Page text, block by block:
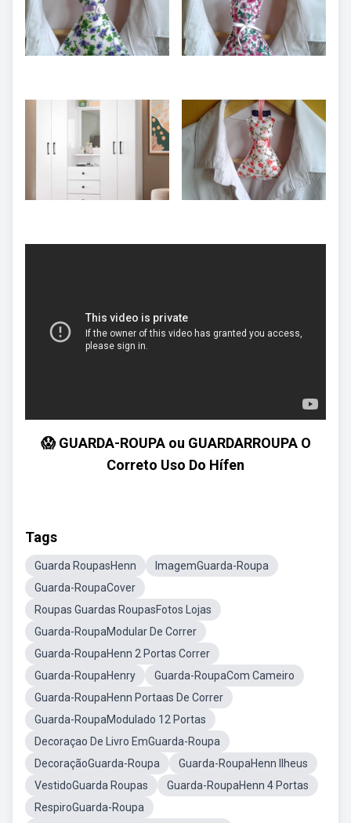
😱 GUARDA-ROUPA ou GUARDARROUPA O
Correto Uso Do Hífen
Tags
Guarda RoupasHenn
ImagemGuarda-Roupa
Guarda-RoupaCover
Roupas Guardas RoupasFotos Lojas
Guarda-RoupaModular De Correr
Guarda-RoupaHenn 2 Portas Correr
Guarda-RoupaHenry
Guarda-RoupaCom Cameiro
Guarda-RoupaHenn Portaas De Correr
Guarda-RoupaModulado 12 Portas
Decoraçao De Livro EmGuarda-Roupa
DecoraçãoGuarda-Roupa
Guarda-RoupaHenn Ilheus
VestidoGuarda Roupas
Guarda-RoupaHenn 4 Portas
RespiroGuarda-Roupa